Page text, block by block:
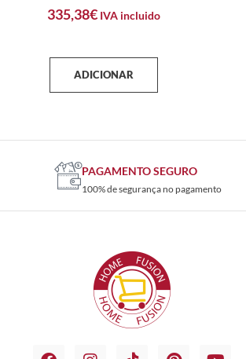
335,38€ IVA incluido
ADICIONAR
PAGAMENTO SEGURO
100% de segurança no pagamento